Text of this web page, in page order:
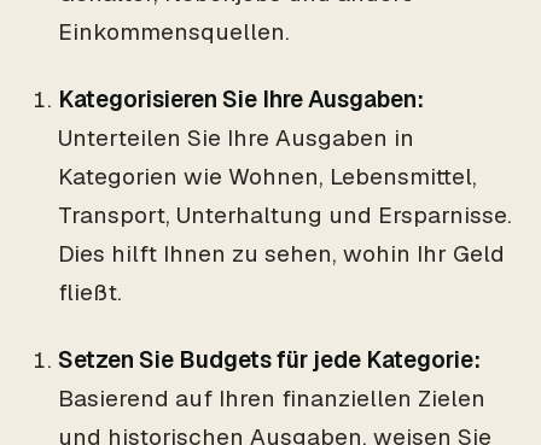
Einkommensquellen.
Kategorisieren Sie Ihre Ausgaben:
Unterteilen Sie Ihre Ausgaben in
Kategorien wie Wohnen, Lebensmittel,
Transport, Unterhaltung und Ersparnisse.
Dies hilft Ihnen zu sehen, wohin Ihr Geld
fließt.
Setzen Sie Budgets für jede Kategorie:
Basierend auf Ihren finanziellen Zielen
und historischen Ausgaben, weisen Sie